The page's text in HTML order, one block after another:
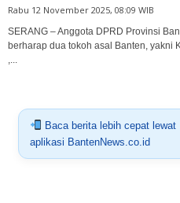
Rabu 12 November 2025, 08:09 WIB
SERANG – Anggota DPRD Provinsi
berharap dua tokoh asal Banten, yakni
Baca berita lebih cepat lewat
aplikasi BantenNews.co.id